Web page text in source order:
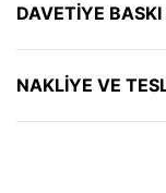
DAVETIYE
NAKLIYE VE